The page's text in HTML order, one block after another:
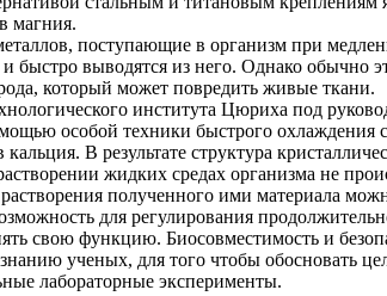
магния.
поступающие в организм при
быстро выводятся из него. Однако обычно
который может повредить живые ткани.
института Цюриха под
особой техники быстрого
В результате структура
жидких средах организма не
полученного ими материала
для регулирования
свою функцию. Биосовместимость и
ученых, для того чтобы обосновать
лабораторные эксперименты.